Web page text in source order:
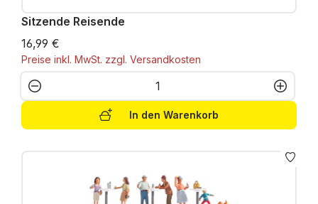
Sitzende Reisende
16,99 €
Preise inkl. MwSt. zzgl. Versandkosten
Produkt Anzahl: Gib den
In den Warenkorb